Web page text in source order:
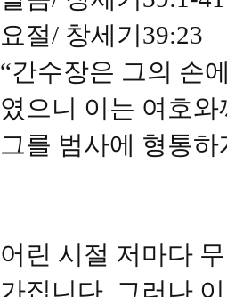
요절/ 창세기39:23
“간수장은 그의 손
였으니 이는 여호
그를 범사에 형통하
어린 시절 저마다
가집니다. 그러나